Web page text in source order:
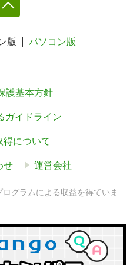
版 パソコン版
護基本方針
ガイドライン
得について
せ 運営会社
グラムによる収益を得ていま